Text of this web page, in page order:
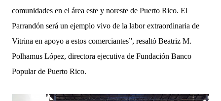
comunidades en el área este y noreste de Puerto Rico. El
Parrandón será un ejemplo vivo de la labor extraordinaria de
Vitrina en apoyo a estos comerciantes”, resaltó Beatriz M.
Polhamus López, directora ejecutiva de Fundación Banco
Popular de Puerto Rico.